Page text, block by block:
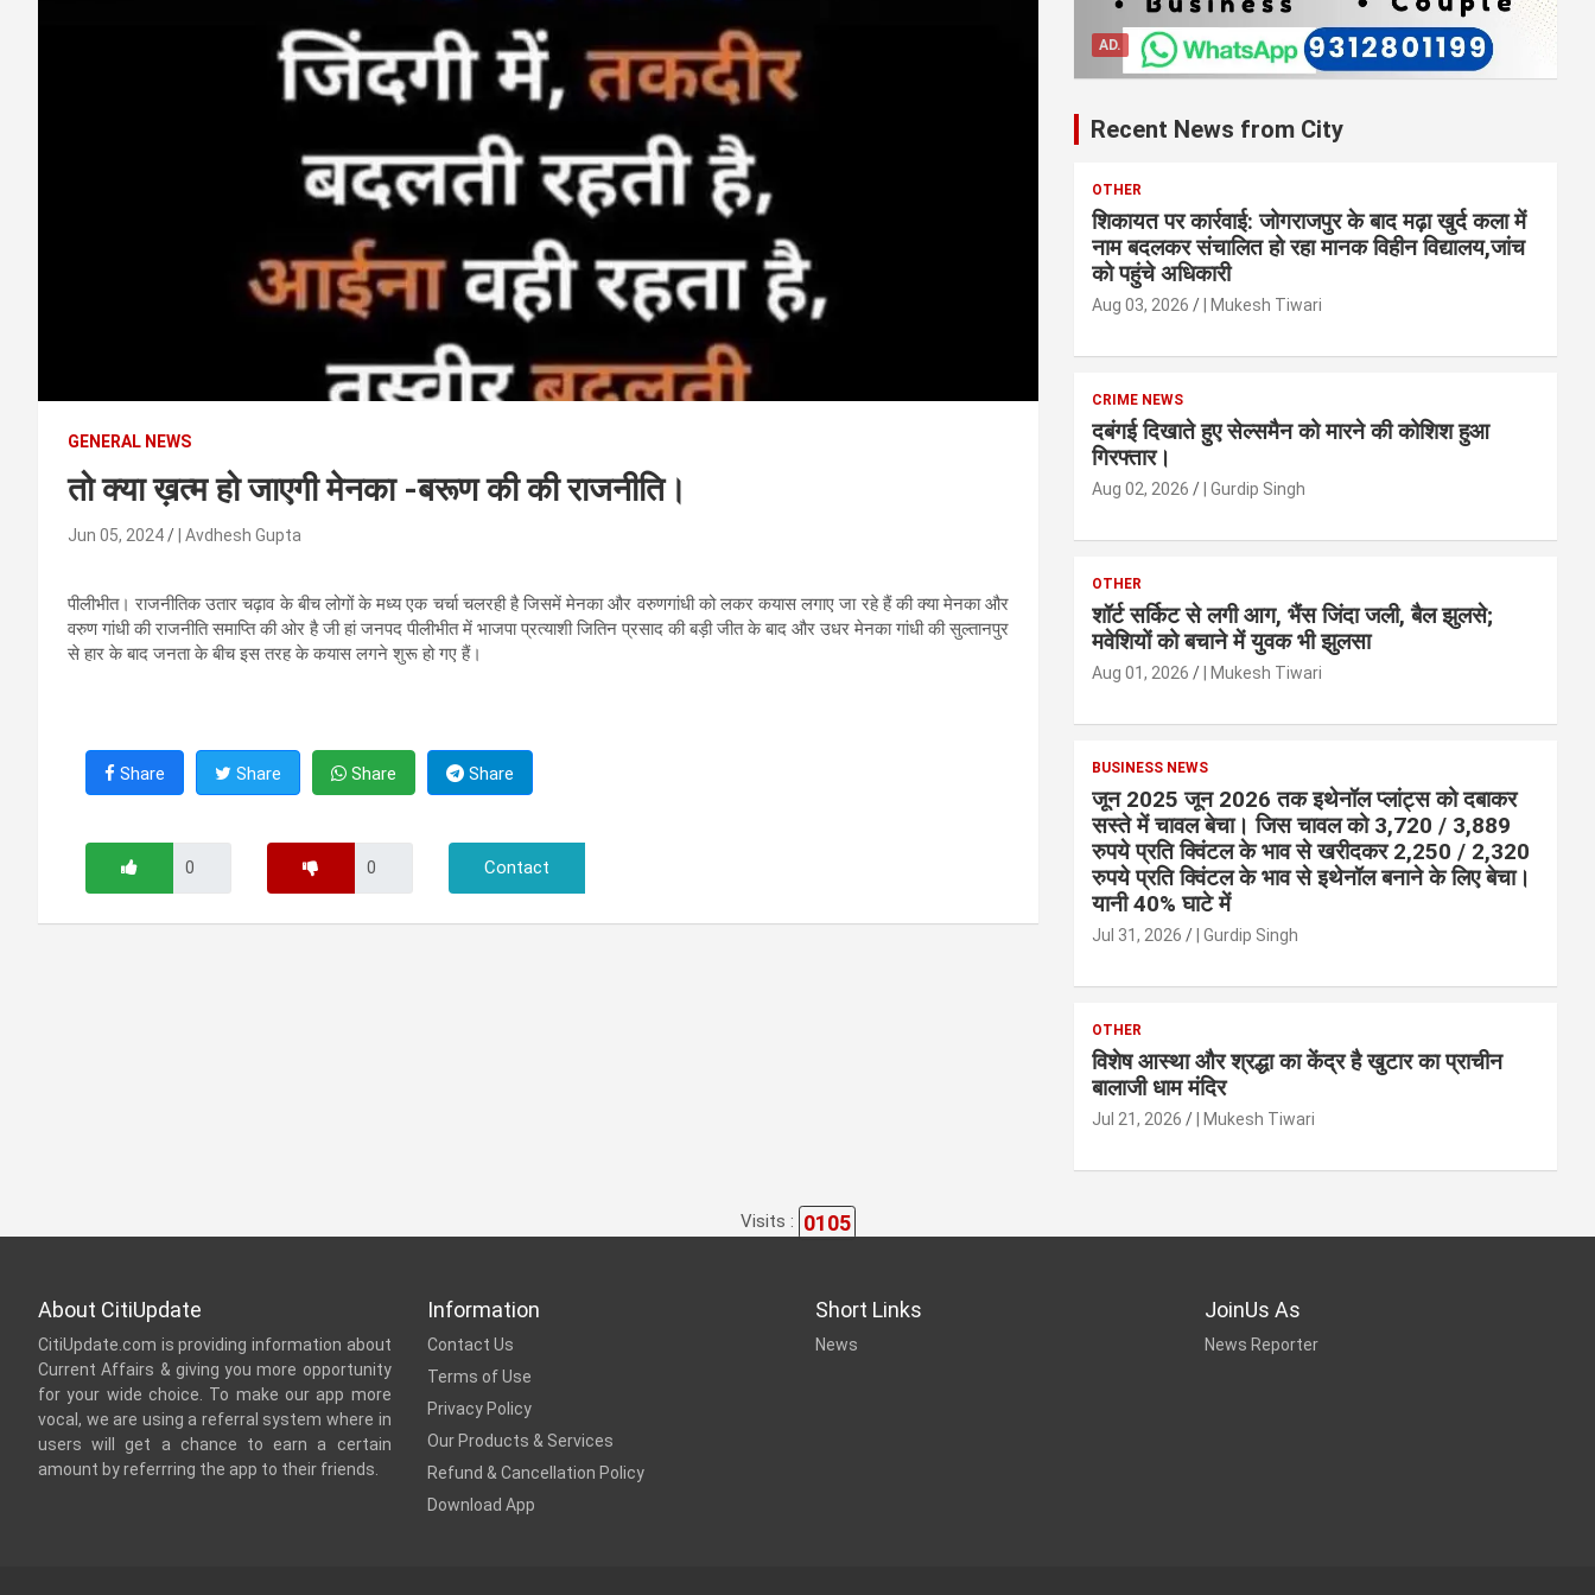
GENERAL NEWS
तो क्या ख़त्म हो जाएगी मेनका -बरूण की की राजनीति।
Jun 05, 2024 | Avdhesh Gupta
पीलीभीत। राजनीतिक उतार चढ़ाव के बीच लोगों के मध्य एक चर्चा चलरही है जिसमें मेनका और वरुणगांधी को लकर कयास लगाए जा रहे हैं की क्या मेनका और
वरुण गांधी की राजनीति समाप्ति की ओर है जी हां जनपद पीलीभीत में भाजपा प्रत्याशी जितिन प्रसाद की बड़ी जीत के बाद और उधर मेनका गांधी की सुल्तानपुर
से हार के बाद जनता के बीच इस तरह के कयास लगने शुरू हो गए हैं।
Share Share Share Share
Contact
AD.
Recent News from City
OTHER
शिकायत पर कार्रवाई: जोगराजपुर के बाद मढ़ा खुर्द कला में
नाम बदलकर संचालित हो रहा मानक विहीन विद्यालय,जांच
को पहुंचे अधिकारी
Aug 03, 2026 | Mukesh Tiwari
CRIME NEWS
दबंगई दिखाते हुए सेल्समैन को मारने की कोशिश हुआ
गिरफ्तार।
Aug 02, 2026 | Gurdip Singh
OTHER
शॉर्ट सर्किट से लगी आग, भैंस जिंदा जली, बैल झुलसे;
मवेशियों को बचाने में युवक भी झुलसा
Aug 01, 2026 | Mukesh Tiwari
BUSINESS NEWS
जून 2025 जून 2026 तक इथेनॉल प्लांट्स को दबाकर
सस्ते में चावल बेचा। जिस चावल को 3,720 / 3,889
रुपये प्रति क्विंटल के भाव से खरीदकर 2,250 / 2,320
रुपये प्रति क्विंटल के भाव से इथेनॉल बनाने के लिए बेचा।
यानी 40% घाटे में
Jul 31, 2026 | Gurdip Singh
OTHER
विशेष आस्था और श्रद्धा का केंद्र है खुटार का प्राचीन
बालाजी धाम मंदिर
Jul 21, 2026 | Mukesh Tiwari
Visits : 0105
About CitiUpdate
CitiUpdate.com is providing information about
Current Affairs & giving you more opportunity
for your wide choice. To make our app more
vocal, we are using a referral system where in
users will get a chance to earn a certain
amount by referrring the app to their friends.
Information
Contact Us
Terms of Use
Privacy Policy
Our Products & Services
Refund & Cancellation Policy
Download App
Short Links
News
JoinUs As
News Reporter